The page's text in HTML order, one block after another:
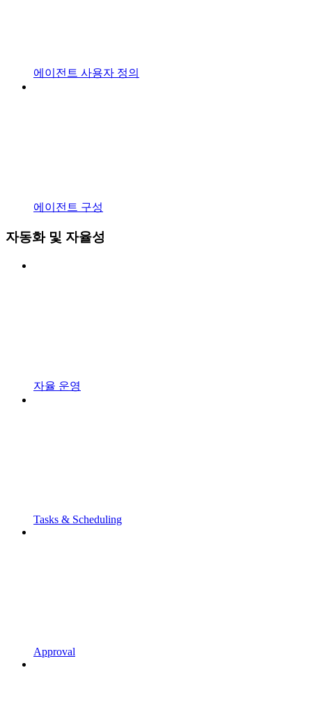
에이전트 사용자 정의
에이전트 구성
자동화 및 자율성
자율 운영
Tasks & Scheduling
Approval